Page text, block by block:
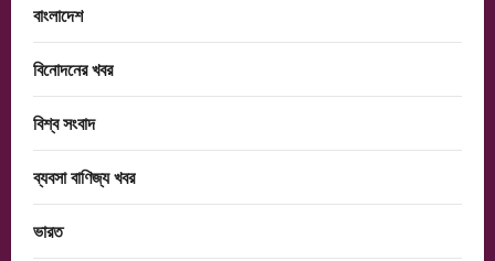
বাংলাদেশ
বিনোদনের খবর
বিশ্ব সংবাদ
ব্যবসা বাণিজ্য খবর
ভারত